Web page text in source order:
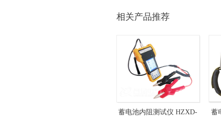
相关产品推荐
蓄电池内阻测试仪 HZXD- 蓄